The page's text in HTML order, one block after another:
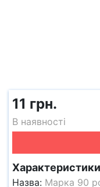
11 грн.
В наявності
Характеристики
Назва: Марка 90